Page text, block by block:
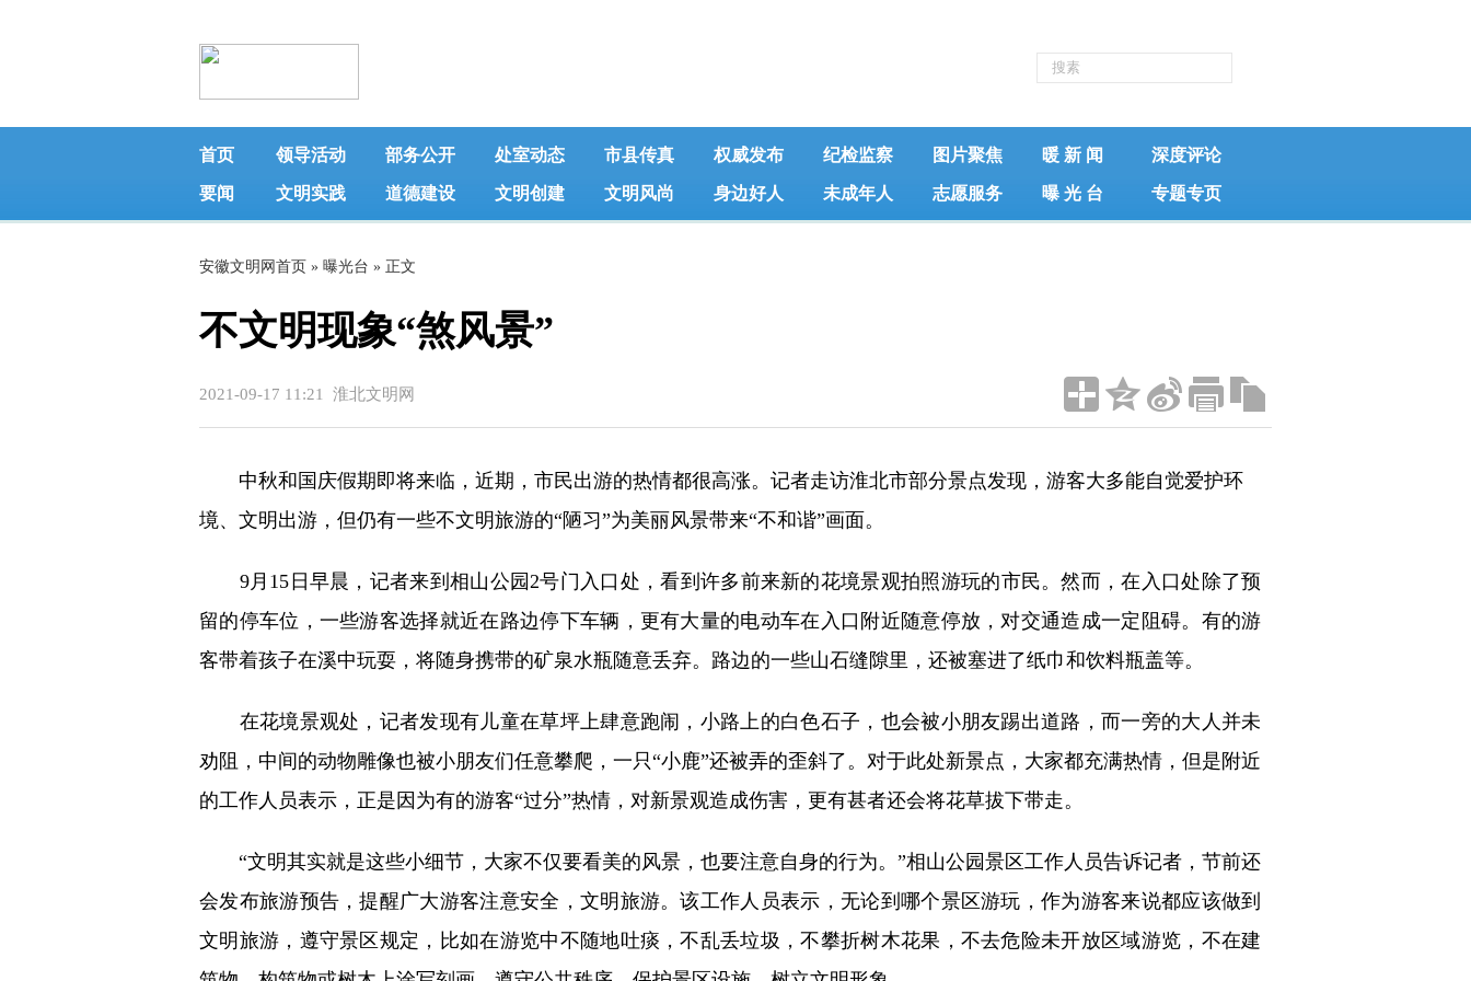
首页 领导活动 部务公开 处室动态 市县传真 权威发布 纪检监察 图片聚焦 暖 新 闻 深度评论
要闻 文明实践 道德建设 文明创建 文明风尚 身边好人 未成年人 志愿服务 曝 光 台 专题专页
安徽文明网首页 » 曝光台 » 正文
不文明现象“煞风景”
2021-09-17 11:21 淮北文明网
中秋和国庆假期即将来临，近期，市民出游的热情都很高涨。记者走访淮北市部分景点发现，游客大多能自觉爱护环
境、文明出游，但仍有一些不文明旅游的“陋习”为美丽风景带来“不和谐”画面。
9月15日早晨，记者来到相山公园2号门入口处，看到许多前来新的花境景观拍照游玩的市民。然而，在入口处除了预
留的停车位，一些游客选择就近在路边停下车辆，更有大量的电动车在入口附近随意停放，对交通造成一定阻碍。有的游
客带着孩子在溪中玩耍，将随身携带的矿泉水瓶随意丢弃。路边的一些山石缝隙里，还被塞进了纸巾和饮料瓶盖等。
在花境景观处，记者发现有儿童在草坪上肆意跑闹，小路上的白色石子，也会被小朋友踢出道路，而一旁的大人并未
劝阻，中间的动物雕像也被小朋友们任意攀爬，一只“小鹿”还被弄的歪斜了。对于此处新景点，大家都充满热情，但是附近
的工作人员表示，正是因为有的游客“过分”热情，对新景观造成伤害，更有甚者还会将花草拔下带走。
“文明其实就是这些小细节，大家不仅要看美的风景，也要注意自身的行为。”相山公园景区工作人员告诉记者，节前还
会发布旅游预告，提醒广大游客注意安全，文明旅游。该工作人员表示，无论到哪个景区游玩，作为游客来说都应该做到
文明旅游，遵守景区规定，比如在游览中不随地吐痰，不乱丢垃圾，不攀折树木花果，不去危险未开放区域游览，不在建